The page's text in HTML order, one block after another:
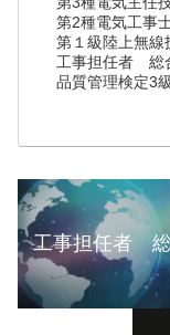
第2種電気工事
第１級陸上無線
工事担任者 総
品質管理検定3
工事担任者